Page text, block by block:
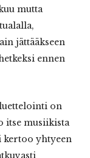
mutta
jättääkseen
ennen
on
itse musiikista
kertoo yhtyeen